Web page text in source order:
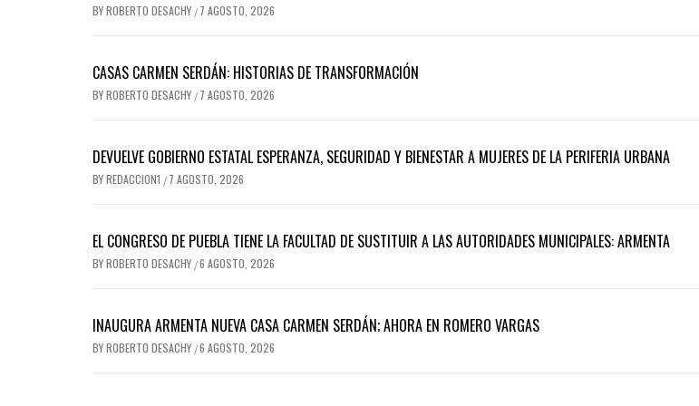
BYROBERTO DESACHY / 7 AGOSTO, 2026
CASAS CARMEN SERDÁN: HISTORIAS DE TRANSFORMACIÓN
BYROBERTO DESACHY / 7 AGOSTO, 2026
DEVUELVE GOBIERNO ESTATAL ESPERANZA, SEGURIDAD Y BIENESTAR A MUJERES DE LA PERIFERIA URBANA
BYREDACCION1 / 7 AGOSTO, 2026
EL CONGRESO DE PUEBLA TIENE LA FACULTAD DE SUSTITUIR A LAS AUTORIDADES MUNICIPALES: ARMENTA
BYROBERTO DESACHY /6 AGOSTO, 2026
INAUGURA ARMENTA NUEVA CASA CARMEN SERDÁN; AHORA EN ROMERO VARGAS
BYROBERTO DESACHY /6 AGOSTO, 2026